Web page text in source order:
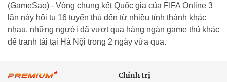
(GameSao) - Vòng chung kết Quốc gia của FIFA Online 3
lần này hội tụ 16 tuyển thủ đến từ nhiều tỉnh thành khác
nhau, những người đã vượt qua hàng ngàn game thủ khác
để tranh tài tại Hà Nội trong 2 ngày vừa qua.
Chính trị